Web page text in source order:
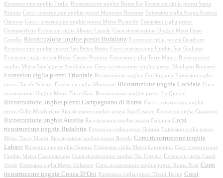
Ricostruzione unghie Trullo Ricostruzione unghie Roma Est
Extension ciglia prezzi Santa
Paloma Corsi ricostruzione unghie prezzi Montorio Romano
Extension ciglia Acqua Acetosa
Ostiense Corsi ricostruzione unghie prezzi Metro Piramide
Extension ciglia prezzi
Grottaperfetta
Extension ciglia Albano Laziale Corsi ricostruzione Unghie Metri Furio
Camillo Ricostruzione unghie prezzi Bufalotta
Extension ciglia prezzi Quadraro
Ricostruzione unghie prezzi San Pietro Roma Corsi ricostruzione Unghie San Giuliano
Extension ciglia prezzi Metro Castro Pretorio
Extension ciglia Torre Maura
Ricostruzione
unghie Metro Sant'agnese Annibaliano Corsi ricostruzione unghie prezzi Magliano Romano
Extension ciglia prezzi Trionfale Ricostruzione unghie Cecchignola
Extension ciglia
prezzi Tor de Schiavi
Extension ciglia Moricone Ricostruzione unghie Corviale Corsi
ricostruzione Unghie Metro Torre Gaia
Ricostruzione unghie prezzi Le Querce
Ricostruzione unghie prezzi Campagnano di Roma Corsi ricostruzione unghie
prezzi Colle Monfortani
Ricostruzione unghie prezzi San Cesareo Extension ciglia Ciampino
Ricostruzione unghie Aurelia Ricostruzione unghie prezzi Colonna Corsi
ricostruzione unghie Bufalotta
Extension ciglia prezzi Gerano
Extension ciglia prezzi
Metro Torre Maura
Ricostruzione unghie prezzi Regola Corsi ricostruzione unghie
Labaro
Ricostruzione unghie Gerano Extension ciglia Metro Laurentina Corsi ricostruzione
Unghie Metro Circomassimo Corsi ricostruzione unghie Tor Cervara
Extension ciglia Castel
Verde
Extension ciglia Metro Colosseo Corsi ricostruzione unghie prezzi Roma Prati Corsi
ricostruzione unghie Conca D’Oro
Extension ciglia prezzi Tivoli Terme Corsi